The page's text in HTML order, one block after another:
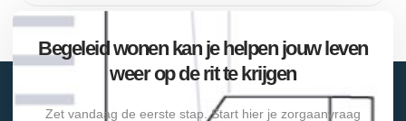
Begeleid wonen kan je helpen jouw leven
weer op de rit te krijgen
Zet vandaag de eerste stap. Start hier je zorgaanvraag